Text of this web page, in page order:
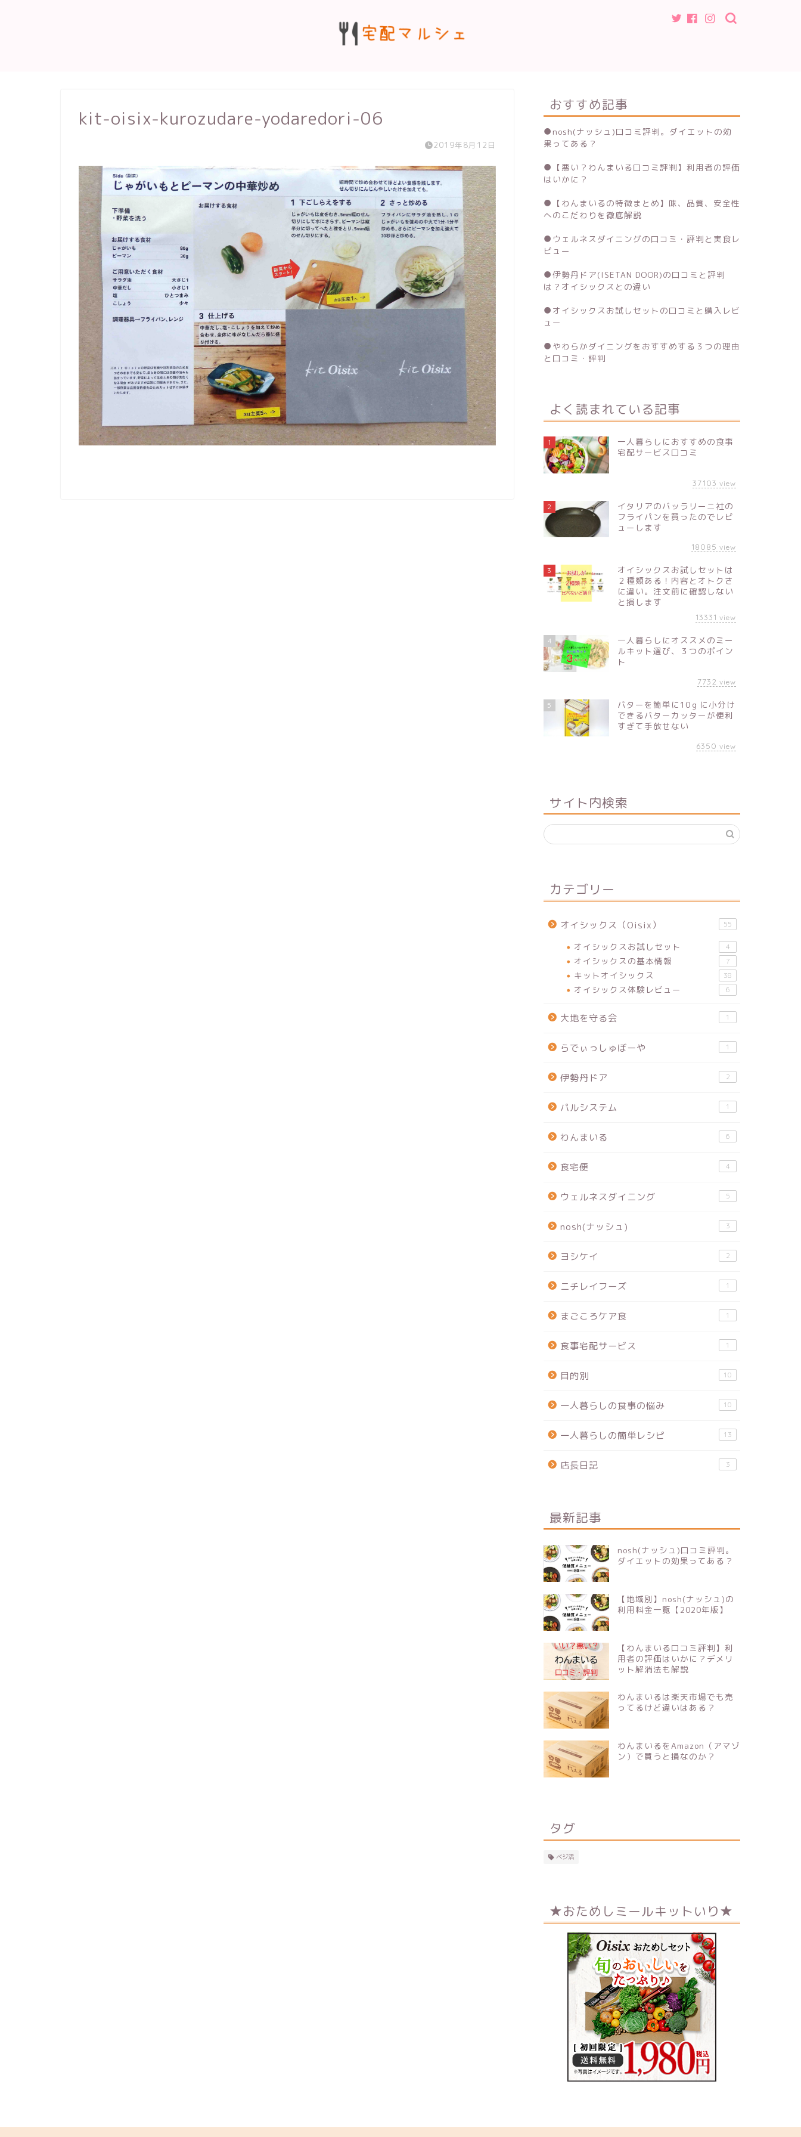
kit-oisix-kurozudare-yodaredori-06
2019年8月12日
おすすめ記事
● nosh(ナッシュ)口コミ評判。ダイエットの効
果ってある？
● 【悪い？わんまいる口コミ評判】利用者の評価
はいかに？
● 【わんまいるの特徴まとめ】味、品質、安全性
へのこだわりを徹底解説
● ウェルネスダイニングの口コミ・評判と実食レ
ビュー
●伊勢丹ドア(ISETAN DOOR)の口コミと評判
は？オイシックスとの違い
● オイシックスお試しセットの口コミと購入レビ
ュー
● やわらかダイニングをおすすめする３つの理由
と口コミ・評判
よく読まれている記事
1
一人暮らしにおすすめの食事
宅配サービス口コミ
37103 view
2
イタリアのバッラリーニ社の
フライパンを買ったのでレビ
ューします
18085 view
3
オイシックスお試しセットは
２種類ある！内容とオトクさ
に違い。注文前に確認しない
と損します
13331 view
4
一人暮らしにオススメのミー
ルキット選び、３つのポイン
ト
7732 view
5
バターを簡単に10ｇに小分け
できるバターカッターが便利
すぎて手放せない
6350 view
サイト内検索
カテゴリー
オイシックス（Oisix） 55
オイシックスお試しセット 4
オイシックスの基本情報 7
キットオイシックス 38
オイシックス体験レビュー 6
大地を守る会 1
らでぃっしゅぼーや 1
伊勢丹ドア 2
パルシステム 1
わんまいる 6
食宅便 4
ウェルネスダイニング 5
nosh(ナッシュ) 3
ヨシケイ 2
ニチレイフーズ 1
まごころケア食 1
食事宅配サービス 1
目的別 10
一人暮らしの食事の悩み 10
一人暮らしの簡単レシピ 13
店長日記 3
最新記事
nosh(ナッシュ)口コミ評判。
ダイエットの効果ってある？
【地域別】nosh(ナッシュ)の
利用料金一覧【2020年版】
【わんまいる口コミ評判】利
用者の評価はいかに？デメリ
ット解消法も解説
わんまいるは楽天市場でも売
ってるけど違いはある？
わんまいるをAmazon（アマゾ
ン）で買うと損なのか？
タグ
ベジ活
★おためしミールキットいり★